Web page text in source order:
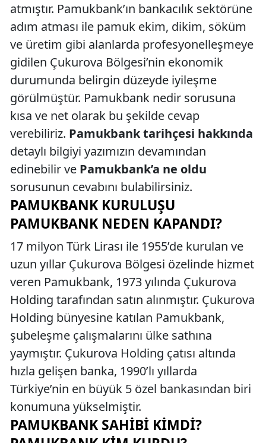
atmıştır. Pamukbank’ın bankacılık sektörüne
adım atması ile pamuk ekim, dikim, söküm
ve üretim gibi alanlarda profesyonelleşmeye
gidilen Çukurova Bölgesi’nin ekonomik
durumunda belirgin düzeyde iyileşme
görülmüştür. Pamukbank nedir sorusuna
kısa ve net olarak bu şekilde cevap
verebiliriz. Pamukbank tarihçesi hakkında
detaylı bilgiyi yazımızın devamından
edinebilir ve Pamukbank’a ne oldu
sorusunun cevabını bulabilirsiniz.
PAMUKBANK KURULUŞU
PAMUKBANK NEDEN KAPANDI?
17 milyon Türk Lirası ile 1955’de kurulan ve
uzun yıllar Çukurova Bölgesi özelinde hizmet
veren Pamukbank, 1973 yılında Çukurova
Holding tarafından satın alınmıştır. Çukurova
Holding bünyesine katılan Pamukbank,
şubeleşme çalışmalarını ülke sathına
yaymıştır. Çukurova Holding çatısı altında
hızla gelişen banka, 1990’lı yıllarda
Türkiye’nin en büyük 5 özel bankasından biri
konumuna yükselmiştir.
PAMUKBANK SAHIBI KIMDI?